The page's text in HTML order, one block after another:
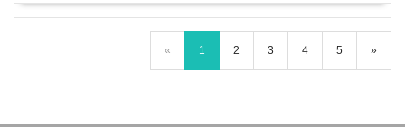
« 1 2 3 4 5 »